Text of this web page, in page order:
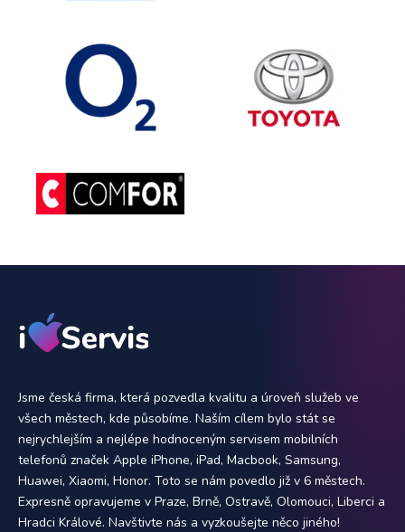
Jsme česká firma, která pozvedla kvalitu a úroveň služeb ve
všech městech, kde působíme. Naším cílem bylo stát se
nejrychlejším a nejlépe hodnoceným servisem mobilních
telefonů značek Apple iPhone, iPad, Macbook, Samsung,
Huawei, Xiaomi, Honor. Toto se nám povedlo již v 6 městech.
Expresně opravujeme v Praze, Brně, Ostravě, Olomouci, Liberci a
Hradci Králové. Navštivte nás a vyzkoušejte něco jiného!